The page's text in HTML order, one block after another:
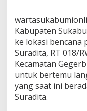
Kabupaten
ke lokasi bencana
Suradita, RT 018/
Kecamatan
untuk bertemu
yang saat ini
Suradita.